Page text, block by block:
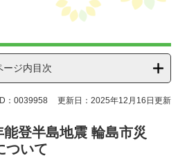
ージ内目次
：0039958 更新日：2025年12月16日更新
登半島地震 輪島市災
ついて